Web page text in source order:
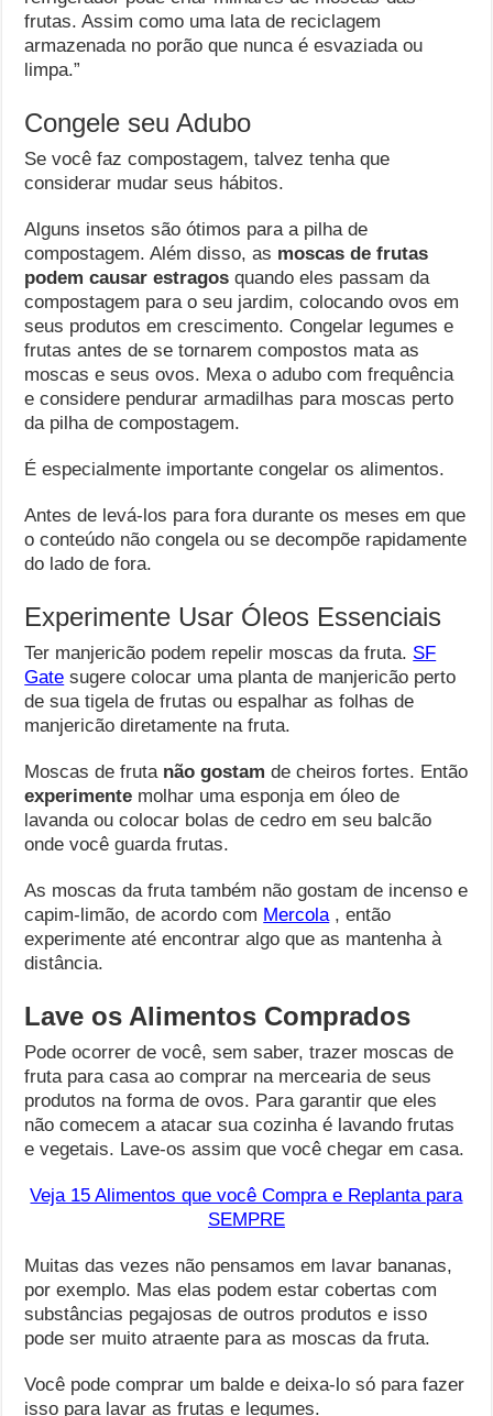
frutas. Assim como uma lata de reciclagem
armazenada no porão que nunca é esvaziada ou
limpa.”
Congele seu Adubo
Se você faz compostagem, talvez tenha que
considerar mudar seus hábitos.
Alguns insetos são ótimos para a pilha de
compostagem. Além disso, as moscas de frutas
podem causar estragos quando eles passam da
compostagem para o seu jardim, colocando ovos em
seus produtos em crescimento. Congelar legumes e
frutas antes de se tornarem compostos mata as
moscas e seus ovos. Mexa o adubo com frequência
e considere pendurar armadilhas para moscas perto
da pilha de compostagem.
É especialmente importante congelar os alimentos.
Antes de levá-los para fora durante os meses em que
o conteúdo não congela ou se decompõe rapidamente
do lado de fora.
Experimente Usar Óleos Essenciais
Ter manjericão podem repelir moscas da fruta. SF
Gate sugere colocar uma planta de manjericão perto
de sua tigela de frutas ou espalhar as folhas de
manjericão diretamente na fruta.
Moscas de fruta não gostam de cheiros fortes. Então
experimente molhar uma esponja em óleo de
lavanda ou colocar bolas de cedro em seu balcão
onde você guarda frutas.
As moscas da fruta também não gostam de incenso e
capim-limão, de acordo com Mercola, então
experimente até encontrar algo que as mantenha à
distância.
Lave os Alimentos Comprados
Pode ocorrer de você, sem saber, trazer moscas de
fruta para casa ao comprar na mercearia de seus
produtos na forma de ovos. Para garantir que eles
não comecem a atacar sua cozinha é lavando frutas
e vegetais. Lave-os assim que você chegar em casa.
Veja 15 Alimentos que você Compra e Replanta para
SEMPRE
Muitas das vezes não pensamos em lavar bananas,
por exemplo. Mas elas podem estar cobertas com
substâncias pegajosas de outros produtos e isso
pode ser muito atraente para as moscas da fruta.
Você pode comprar um balde e deixa-lo só para fazer
isso para lavar as frutas e legumes.